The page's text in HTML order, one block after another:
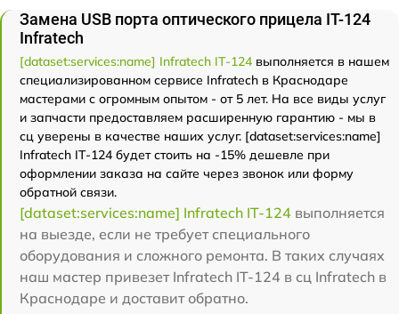
Замена USB порта оптического прицела IT-124
Infratech
[dataset:services:name] Infratech IT-124 выполняется в нашем
специализированном сервисе Infratech в Краснодаре
мастерами с огромным опытом - от 5 лет. На все виды услуг
и запчасти предоставляем расширенную гарантию - мы в
сц уверены в качестве наших услуг. [dataset:services:name]
Infratech IT-124 будет стоить на -15% дешевле при
оформлении заказа на сайте через звонок или форму
обратной связи.
[dataset:services:name] Infratech IT-124 выполняется
на выезде, если не требует специального
оборудования и сложного ремонта. В таких случаях
наш мастер привезет Infratech IT-124 в сц Infratech в
Краснодаре и доставит обратно.